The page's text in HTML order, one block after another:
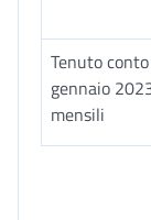
Tenuto
gennaio
mensili